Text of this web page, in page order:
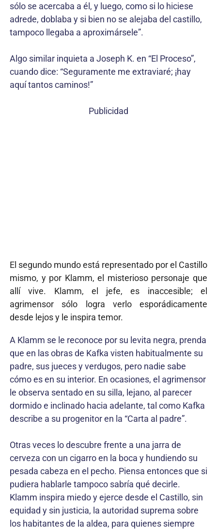
sólo se acercaba a él, y luego, como si lo hiciese
adrede, doblaba y si bien no se alejaba del castillo,
tampoco llegaba a aproximársele”.
Algo similar inquieta a Joseph K. en “El Proceso”,
cuando dice: “Seguramente me extraviaré; ¡hay
aquí tantos caminos!”
Publicidad
El segundo mundo está representado por el Castillo
mismo, y por Klamm, el misterioso personaje que
allí vive. Klamm, el jefe, es inaccesible; el
agrimensor sólo logra verlo esporádicamente
desde lejos y le inspira temor.
A Klamm se le reconoce por su levita negra, prenda
que en las obras de Kafka visten habitualmente su
padre, sus jueces y verdugos, pero nadie sabe
cómo es en su interior. En ocasiones, el agrimensor
le observa sentado en su silla, lejano, al parecer
dormido e inclinado hacia adelante, tal como Kafka
describe a su progenitor en la “Carta al padre”.
Otras veces lo descubre frente a una jarra de
cerveza con un cigarro en la boca y hundiendo su
pesada cabeza en el pecho. Piensa entonces que si
pudiera hablarle tampoco sabría qué decirle.
Klamm inspira miedo y ejerce desde el Castillo, sin
equidad y sin justicia, la autoridad suprema sobre
los habitantes de la aldea, para quienes siempre